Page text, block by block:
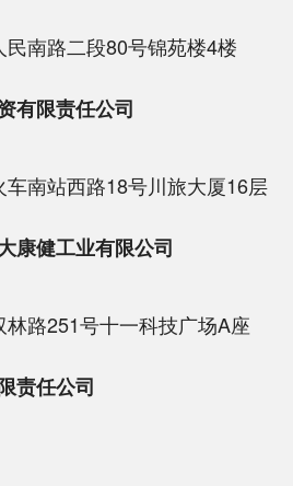
民南路二段80号锦苑楼4楼
有限责任公司
车南站西路18号川旅大厦16层
康健工业有限公司
林路251号十一科技广场A座
责任公司